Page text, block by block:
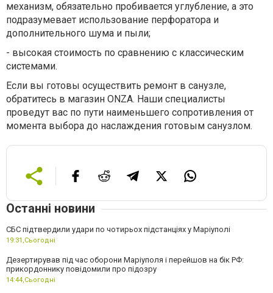
механизм, обязательно пробивается углубление, а это
подразумевает использование перфоратора и
дополнительного шума и пыли;
- высокая стоимость по сравнению с классическим
системами.
Если вы готовы осуществить ремонт в санузле,
обратитесь в магазин ONZA. Наши специалисты
проведут вас по пути наименьшего сопротивления от
момента выбора до наслаждения готовым санузлом.
Останні новини
СБС підтвердили удари по чотирьох підстанціях у Маріуполі
19:31,Сьогодні
Дезертирував під час оборони Маріуполя і перейшов на бік РФ:
прикордоннику повідомили про підозру
14:44,Сьогодні